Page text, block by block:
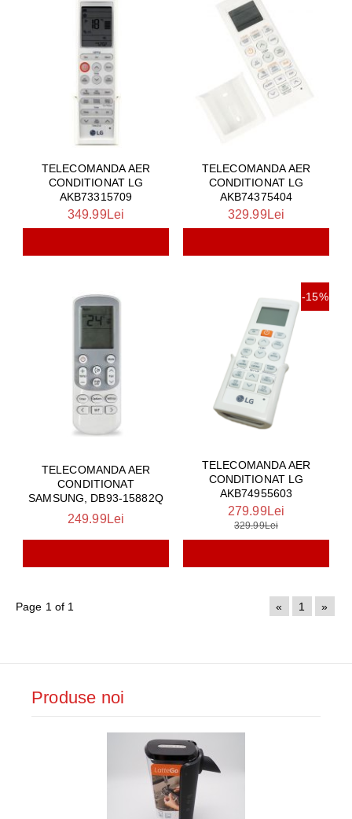
TELECOMANDA AER
CONDITIONAT LG
AKB73315709
349.99Lei
TELECOMANDA AER
CONDITIONAT LG
AKB74375404
329.99Lei
TELECOMANDA AER
CONDITIONAT
SAMSUNG, DB93-15882Q
249.99Lei
-15%
TELECOMANDA AER
CONDITIONAT LG
AKB74955603
279.99Lei
329.99Lei
Page 1 of 1 « 1 »
Produse noi